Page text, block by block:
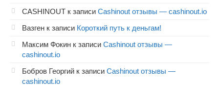
CASHINOUT к записи Cashinout отзывы — cashinout.io
Вазген к записи Короткий путь к деньгам!
Максим Фокин к записи Cashinout отзывы —
cashinout.io
Бобров Георгий к записи Cashinout отзывы —
cashinout.io